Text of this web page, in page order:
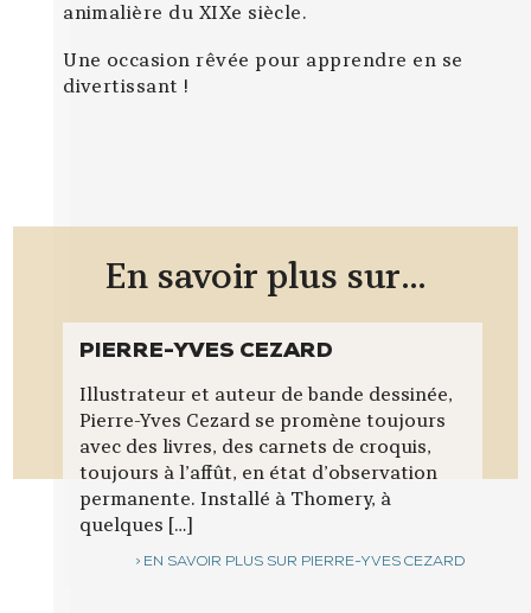
animalière du XIXe siècle.
Une occasion rêvée pour apprendre en se
divertissant !
En savoir plus sur...
PIERRE-YVES CEZARD
Illustrateur et auteur de bande dessinée,
Pierre-Yves Cezard se promène toujours
avec des livres, des carnets de croquis,
toujours à l’affût, en état d’observation
permanente. Installé à Thomery, à
quelques […]
EN SAVOIR PLUS SUR PIERRE-YVES CEZARD